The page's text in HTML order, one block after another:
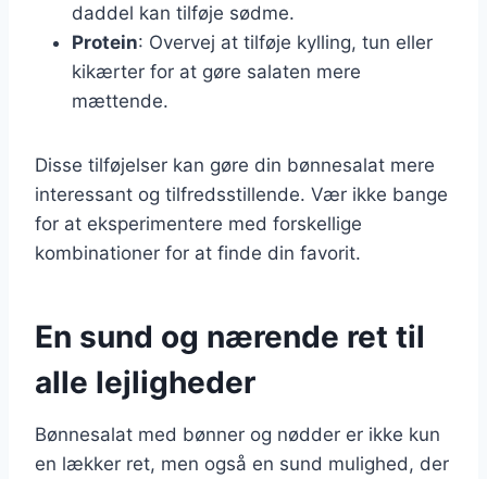
daddel kan tilføje sødme.
Protein: Overvej at tilføje kylling, tun eller
kikærter for at gøre salaten mere
mættende.
Disse tilføjelser kan gøre din bønnesalat mere
interessant og tilfredsstillende. Vær ikke bange
for at eksperimentere med forskellige
kombinationer for at finde din favorit.
En sund og nærende ret til
alle lejligheder
Bønnesalat med bønner og nødder er ikke kun
en lækker ret, men også en sund mulighed, der